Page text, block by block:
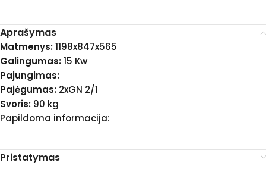
Aprašymas
Matmenys:1198x847x565
Galingumas:15 Kw
Pajungimas:
Pajėgumas: 2xGN 2/1
Svoris: 90 kg
Papildoma informacija:
Pristatymas